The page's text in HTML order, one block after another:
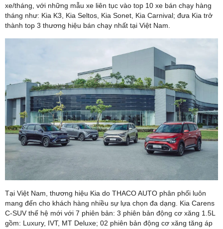
xe/tháng, với những mẫu xe liên tục vào top 10 xe bán chạy hàng
tháng như: Kia K3, Kia Seltos, Kia Sonet, Kia Carnival; đưa Kia trở
thành top 3 thương hiệu bán chạy nhất tại Việt Nam.
Tại Việt Nam, thương hiệu Kia do THACO AUTO phân phối luôn
mang đến cho khách hàng nhiều sự lựa chọn đa dạng. Kia Carens
C-SUV thế hệ mới với 7 phiên bản: 3 phiên bản động cơ xăng 1.5L
gồm: Luxury, IVT, MT Deluxe; 02 phiên bản động cơ xăng tăng áp